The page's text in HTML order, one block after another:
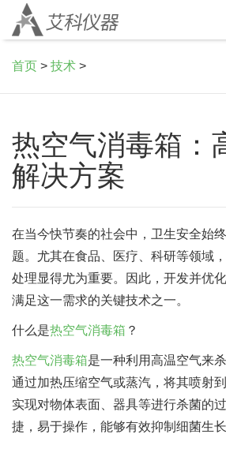
首页 > 技术 >
热空气消毒箱：
解决方案
在当今快节奏的社会中，卫生安全始
题。尤其在食品、医疗、科研等领域
处理显得尤为重要。因此，开发并优化
满足这一需求的关键技术之一。
什么是热空气消毒箱 ？
热空气消毒箱是一种利用高温空气来
通过加热压缩空气或蒸汽，将其喷射
实现对物体表面、器具等进行杀菌的
捷，易于操作，能够有效抑制细菌生